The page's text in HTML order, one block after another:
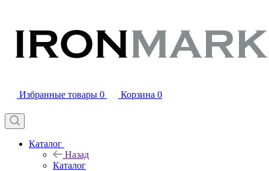
Избранные товары 0 Корзина 0
Каталог
Назад
Каталог